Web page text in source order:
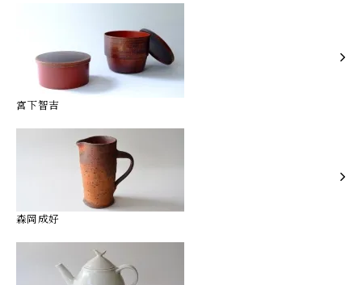
宮下智吉
森岡成好